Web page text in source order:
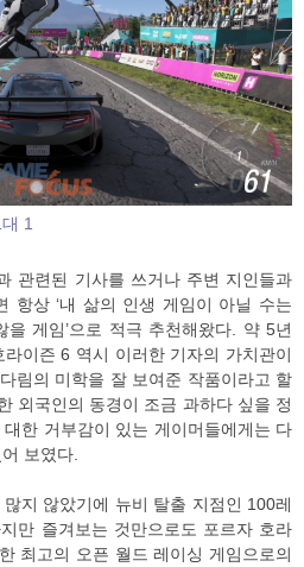
1
관련된 기사를 쓰거나 주변 지인들과
항상 ‘내 삶의 인생 게임이 아닐 수는
게임’으로 적극 추천해왔다. 약 5년
이즌 6 역시 이러한 기자의 가치관이
림의 미학을 잘 보여준 작품이라고 할
외국인의 동경이 조금 과하다 싶을 정
한 거부감이 있는 게이머들에게는 다
보였다.
지 않았기에 뉴비 탈출 지점인 100레
만 즐겨보는 것만으로도 포르자 호라
최고의 오픈 월드 레이싱 게임으로의